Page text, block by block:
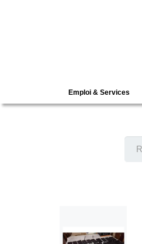
Emploi & Services